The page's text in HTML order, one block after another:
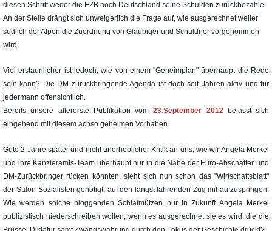
diesen Schritt weder die EZB noch Deutschland seine Schulden zurückbezahle.
An der Stelle drängt sich unweigerlich die Frage auf, wie ausgerechnet weiter
südlich der Alpen die Zuordnung von Gläubiger und Schuldner vorgenommen
wird.
Viel erstaunlicher ist jedoch, wie von einem "Geheimplan" überhaupt die Rede
sein kann? Die DM zurückbringende Agenda ist doch seit Jahren aktiv und für
jedermann offensichtlich.
Bereits unsere allererste Publikation vom23.September 2012befasst sich
eingehend mit diesem achso geheimen Vorhaben.
Gute 2 Jahre später und nicht unerheblicher Kritik an uns, wie wir Angela Merkel
und ihre Kanzleramts-Team überhaupt nur in die Nähe der Euro-Abschaffer und
DM-Zurückbringer rücken könnten, sieht sich nun schon das "Wirtschaftsblatt"
der Salon-Sozialisten genötigt, auf den längst fahrenden Zug mit aufzuspringen.
Wie werden solche bloggenden Schlafmützen nur in Zukunft Angela Merkel
publizistisch niederschreiben wollen, wenn es ausgerechnet sie es wird, die die